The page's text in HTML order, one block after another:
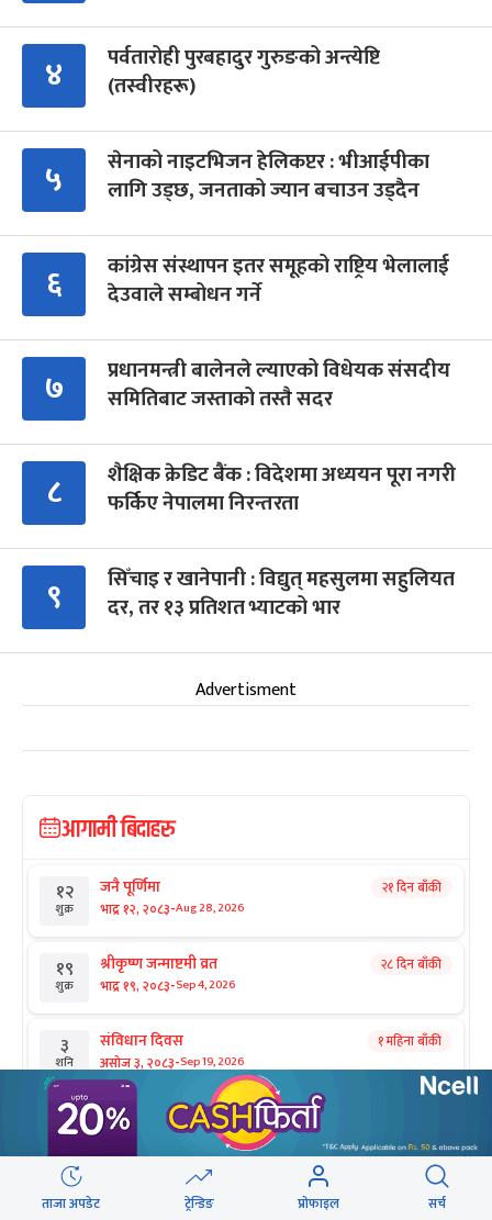
४
पर्वतारोही पुरबहादुर गुरुङको अन्त्येष्टि
(तस्वीरहरू)
५
सेनाको नाइटभिजन हेलिकप्टर : भीआईपीका
लागि उड्छ, जनताको ज्यान बचाउन उड्दैन
६
कांग्रेस संस्थापन इतर समूहको राष्ट्रिय भेलालाई
देउवाले सम्बोधन गर्ने
७
प्रधानमन्त्री बालेनले ल्याएको विधेयक संसदीय
समितिबाट जस्ताको तस्तै सदर
८
शैक्षिक क्रेडिट बैंक : विदेशमा अध्ययन पूरा नगरी
फर्किए नेपालमा निरन्तरता
९
सिँचाइ र खानेपानी : विद्युत् महसुलमा सहुलियत
दर, तर १३ प्रतिशत भ्याटको भार
Advertisment
आगामी बिदाहरु
१२
शुक्र
जनै पूर्णिमा
भाद्र १२, २०८३-Aug 28, 2026
२१ दिन बाँकी
१९
शुक्र
श्रीकृष्ण जन्माष्टमी व्रत
भाद्र १९, २०८३-Sep 4, 2026
२८ दिन बाँकी
३
शनि
संविधान दिवस
असोज ३, २०८३-Sep 19, 2026
१ महिना बाँकी
२५
आइत
घटस्थापना
असोज २५, २०८३-Oct 11, 2026
३१
Oct 17, 2026
२ महिना बाँकी
ताजा अपडेट ट्रेन्डिङ प्रोफाइल सर्च